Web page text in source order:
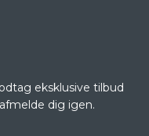
eksklusive tilbud
dig igen.